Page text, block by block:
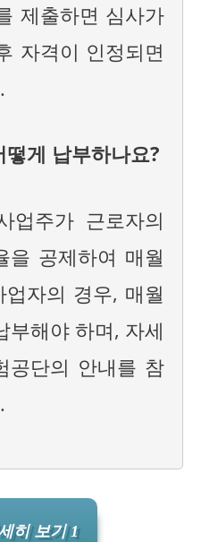
제출하면 심사가
자격이 인정되면
게 납부하나요?
업주가 근로자의
을 공제하여 매월
자의 경우, 매월
부해야 하며, 자세
공단의 안내를 참
히 보기 1